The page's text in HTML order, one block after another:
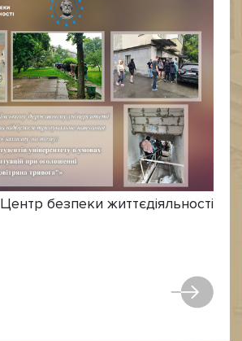
Центр безпеки життєдіяльності